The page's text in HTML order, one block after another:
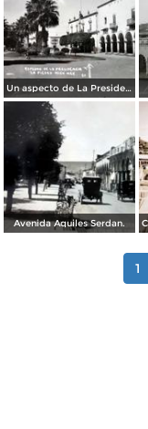
Un aspecto de La Presidencia.
Avenida Aquiles Serdan.
1